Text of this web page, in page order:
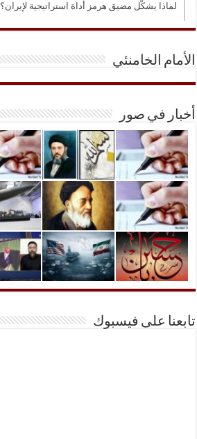
لماذا يشكّل مضيق هرمز أداة استراتيجية لإيران؟
الأمام الخامنئي
أخبار في صور
تابعنا على فيسبوك